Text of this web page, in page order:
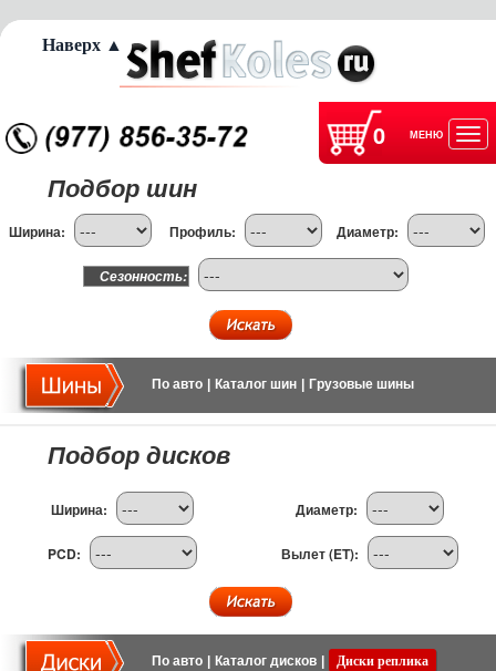
0 МЕНЮ
Подбор шин
Ширина: Профиль: Диаметр:
Сезонность:
По авто Каталог шин Грузовые шины
Подбор дисков
Ширина: Диаметр:
PCD: Вылет (ET):
По авто Каталог дисков Диски реплика
Наверх ▲